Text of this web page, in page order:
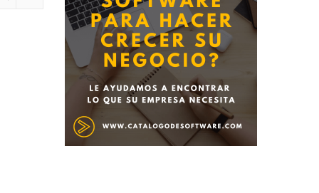
Deseo recibir información de otros Productos / Servicios
similares al solicitado SI NO
Al enviar este formulario aceptas nuestra política de
tratamiento datos personales.
Enviar